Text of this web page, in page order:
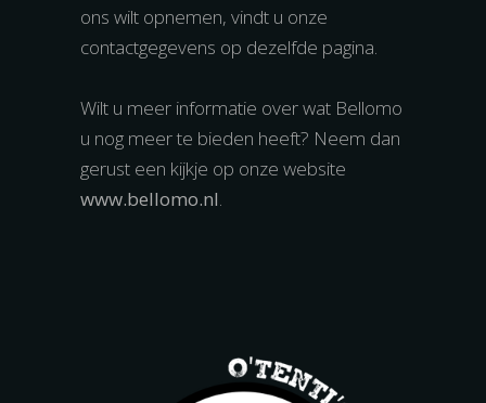
ons wilt opnemen, vindt u onze
contactgegevens op dezelfde pagina.
Wilt u meer informatie over wat Bellomo
u nog meer te bieden heeft? Neem dan
gerust een kijkje op onze website
www.bellomo.nl.